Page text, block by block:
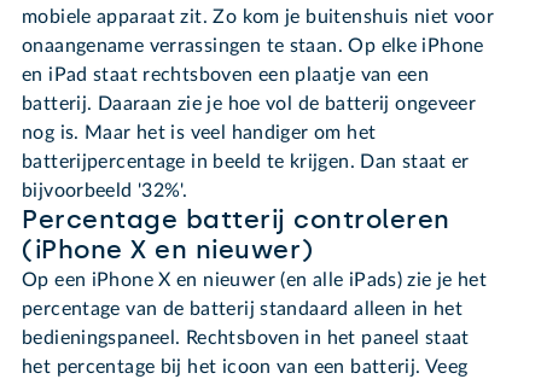
mobiele apparaat zit. Zo kom je buitenshuis niet voor
onaangename verrassingen te staan. Op elke iPhone
en iPad staat rechtsboven een plaatje van een
batterij. Daaraan zie je hoe vol de batterij ongeveer
nog is. Maar het is veel handiger om het
batterijpercentage in beeld te krijgen. Dan staat er
bijvoorbeeld '32%'.
Percentage batterij controleren
(iPhone X en nieuwer)
Op een iPhone X en nieuwer (en alle iPads) zie je het
percentage van de batterij standaard alleen in het
bedieningspaneel. Rechtsboven in het paneel staat
het percentage bij het icoon van een batterij. Veeg